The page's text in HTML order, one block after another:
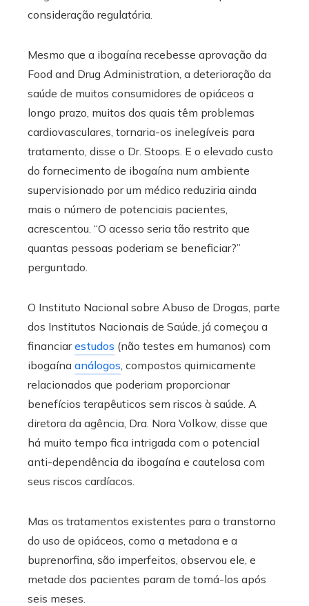
consideração regulatória.
Mesmo que a ibogaína recebesse aprovação da
Food and Drug Administration, a deterioração da
saúde de muitos consumidores de opiáceos a
longo prazo, muitos dos quais têm problemas
cardiovasculares, tornaria-os inelegíveis para
tratamento, disse o Dr. Stoops. E o elevado custo
do fornecimento de ibogaína num ambiente
supervisionado por um médico reduziria ainda
mais o número de potenciais pacientes,
acrescentou. “O acesso seria tão restrito que
quantas pessoas poderiam se beneficiar?”
perguntado.
O Instituto Nacional sobre Abuso de Drogas, parte
dos Institutos Nacionais de Saúde, já começou a
financiarestudos (não testes em humanos) com
ibogaína análogos , compostos quimicamente
relacionados que poderiam proporcionar
benefícios terapêuticos sem riscos à saúde. A
diretora da agência, Dra. Nora Volkow, disse que
há muito tempo fica intrigada com o potencial
anti-dependência da ibogaína e cautelosa com
seus riscos cardíacos.
Mas os tratamentos existentes para o transtorno
do uso de opiáceos, como a metadona e a
buprenorfina, são imperfeitos, observou ele, e
metade dos pacientes param de tomá-los após
seis meses.